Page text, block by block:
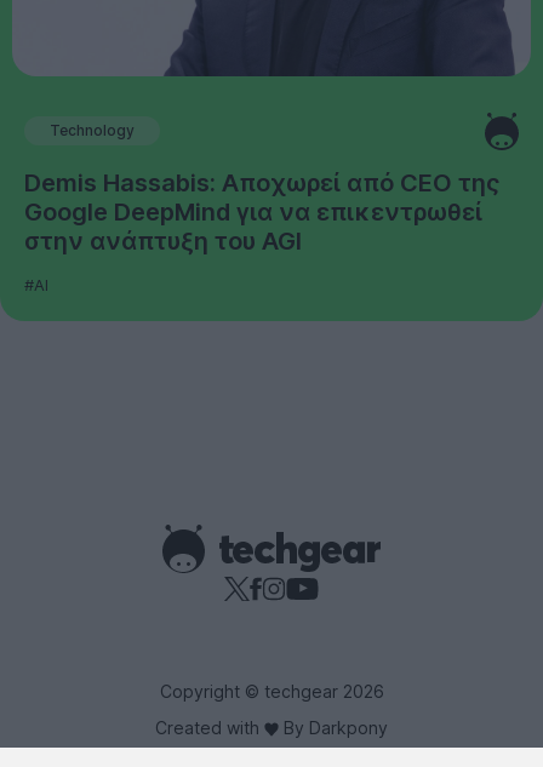
Technology
Demis Hassabis: Αποχωρεί από CEO της
Google DeepMind για να επικεντρωθεί
στην ανάπτυξη του AGI
#AI
Copyright © techgear 2026
Created with
By Darkpony